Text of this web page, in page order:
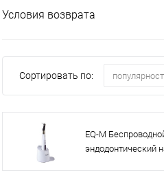
Условия возврата
Сортировать по:
EQ-M
эндодонтический